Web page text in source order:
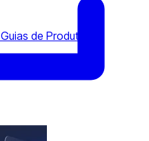
Guias de Produtos